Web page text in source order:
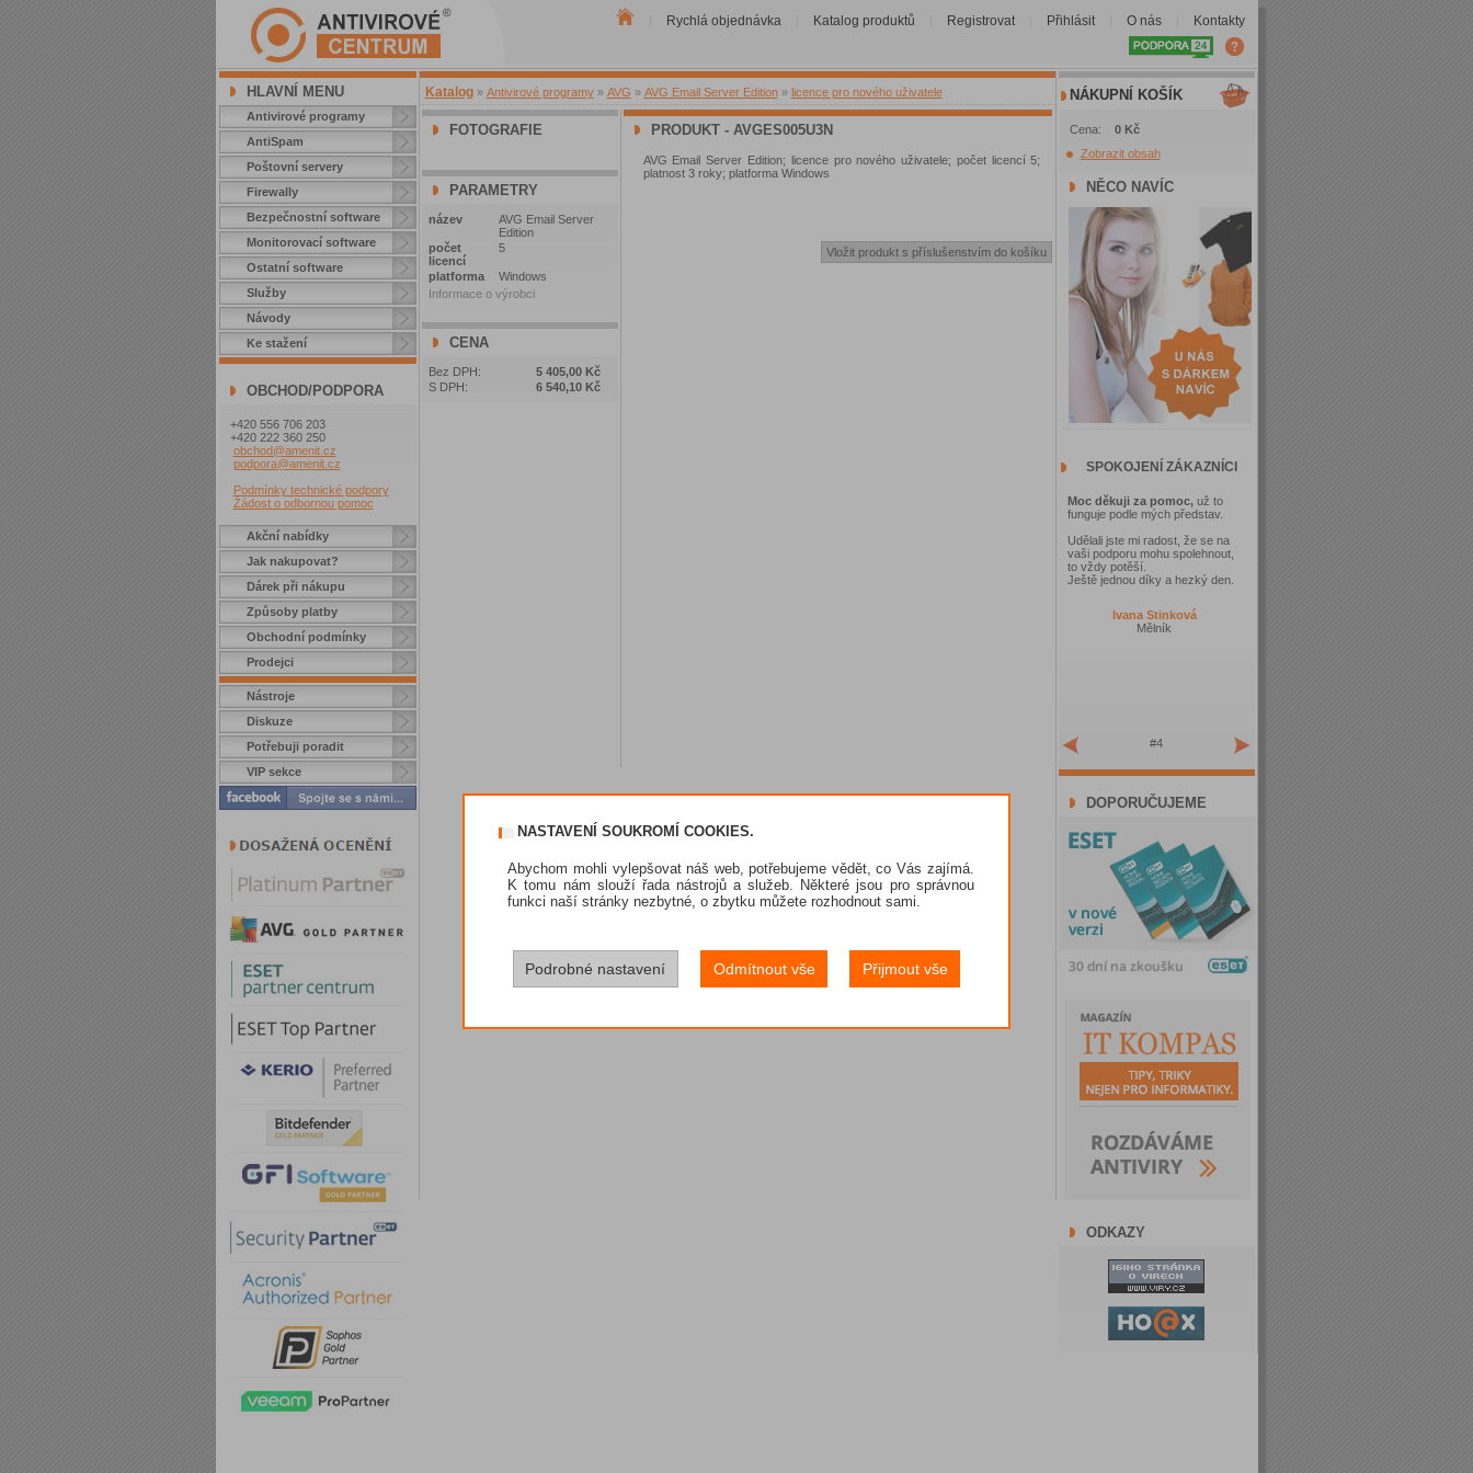
Rychlá objednávka Katalog produktů Registrovat Přihlásit O nás Kontakty
HLAVNÍ MENU
Antivirové programy
AntiSpam
Poštovní servery
Firewally
Bezpečnostní software
Monitorovací software
Ostatní software
Služby
Návody
Ke stažení
OBCHOD/PODPORA
+420 556 706 203
+420 222 360 250
obchod@amenit.cz
podpora@amenit.cz
Podmínky technické podpory
Žádost o odbornou pomoc
Akční nabídky
Jak nakupovat?
Dárek při nákupu
Způsoby platby
Obchodní podmínky
Prodejci
Nástroje
Diskuze
Potřebuji poradit
VIP sekce
Katalog » Antivirové programy » AVG » AVG Email Server Edition » licence pro nového uživatele
FOTOGRAFIE
PARAMETRY
název
AVG Email Server
Edition
počet
licencí
5
platforma
Windows
Informace o výrobci
CENA
Bez DPH:
5 405,00 Kč
S DPH:
6 540,10 Kč
PRODUKT - AVGES005U3N
AVG Email Server Edition; licence pro nového uživatele; počet licencí 5;
platnost 3 roky; platforma Windows
NÁKUPNÍ KOŠÍK
Cena: 0 Kč
Zobrazit obsah
NĚCO NAVÍC
SPOKOJENÍ ZÁKAZNÍCI
Moc děkuji za pomoc,už to
funguje podle mých představ.
Udělali jste mi radost, že se na
vaši podporu mohu spolehnout,
to vždy potěší.
Ještě jednou díky a hezký den.
Ivana Stinková
Mělník
#4
DOPORUČUJEME
ODKAZY
NASTAVENÍ SOUKROMÍ COOKIES.
Abychom mohli vylepšovat náš web, potřebujeme vědět, co Vás zajímá.
K tomu nám slouží řada nástrojů a služeb. Některé jsou pro správnou
funkci naší stránky nezbytné, o zbytku můžete rozhodnout sami.
Podrobné nastavení Odmítnout vše Přijmout vše